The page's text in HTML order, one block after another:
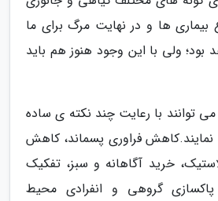
بیماری ها و در نهایت مرگ برای ما
بود؛ ولی با این وجود هنوز هم باید
توانند با رعایت چند نکته ی ساده
فراوری پسماند، کاهش
خرید آگاهانه و سبز، تفکیک
گروهی و انفرادی محیط